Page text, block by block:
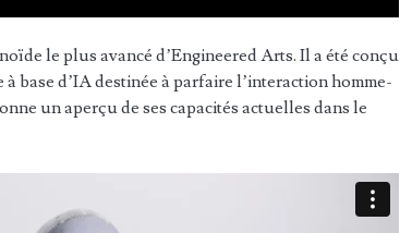
le plus avancé d’Engineered Arts. Il a été conçu
base d’IA destinée à parfaire l’interaction homme-
un aperçu de ses capacités actuelles dans le